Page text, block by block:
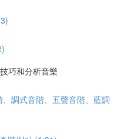
巧和分析音樂
調式音階、五聲音階、藍調